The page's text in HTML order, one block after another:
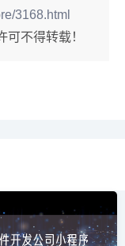
3168.html
不得转载！